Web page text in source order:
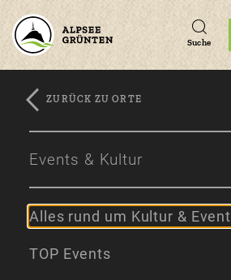
Zum
Zur
Zum
Suche
ZURÜCK ZU ORTE
Events & Kultur
Alles rund um Kultur & Event
TOP Events
Unterkünfte